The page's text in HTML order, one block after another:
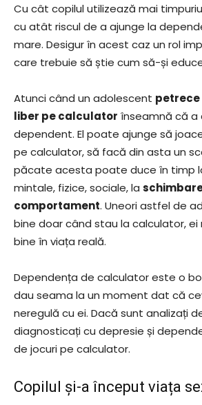
Cu cât copilul utilizează mai
cu atât riscul de a ajunge la
mare. Desigur în acest caz un rol
care trebuie să știe cum să-și
Atunci când un adolescent
liber pe calculator înseamnă că a
dependent. El poate ajunge să
pe calculator, să facă din asta un
păcate acesta poate duce în timp
mintale, fizice, sociale, la
comportament. Uneori astfel de
bine doar când stau la calculator, ei
bine în viața reală.
Dependența de calculator este o
dau seama la un moment dat că
neregulă cu ei. Dacă sunt analizați
diagnosticați cu depresie și
de jocuri pe calculator.
Copilul și-a început viața